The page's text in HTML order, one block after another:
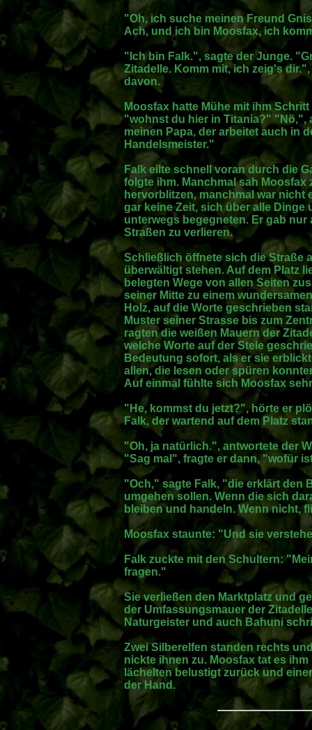
"Oh, ich suche meinen Freund
Ach, und ich bin Moosfax, ich
"Ich bin Falk.", sagte der Junge.
Zitadelle. Komm mit, ich zeig's
davon.
Moosfax hatte Mühe mit ihm
"wohnst du hier in Titania?" "Nö,",
meinen Papa, der arbeitet auch in
Handelsmeister."
Falk eilte schnell voran durch die
folgte ihm. Manchmal sah
hervorblitzen, manchmal war nicht
gar keine Zeit, sich über alle Dinge
unterwegs begegneten. Er gab
Straßen zu verlieren.
Schließlich öffnete sich die Straße
überwältigt stehen. Auf dem Platz
belegten Wege von allen Seiten
seiner Mitte zu einem
Holz, auf die Worte geschrieben
Muster seiner Strasse bis zum
ragten die weißen Mauern der
welche Worte auf der Stele
Bedeutung sofort, als er sie
allen, die lesen oder spüren
Auf einmal fühlte sich Moosfax
"He, kommst du jetzt?", hörte er
Falk, der wartend auf dem Platz
"Oh, ja natürlich.", antwortete der
"Sag mal", fragte er dann, "wofür
"Och," sagte Falk, "die erklärt den
umgehen sollen. Wenn die sich
bleiben und handeln. Wenn nicht,
Moosfax staunte: "Und sie
Falk zuckte mit den Schultern:
fragen."
Sie verließen den Marktplatz und
der Umfassungsmauer der
Naturgeister und auch Bahuni
Zwei Silberelfen standen rechts
nickte ihnen zu. Moosfax tat es
lächelten belustigt zurück und
der Hand.